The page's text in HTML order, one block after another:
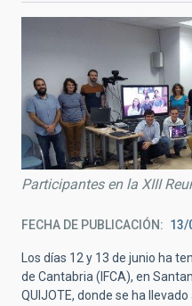
Participantes en la XIII
FECHA DE PUBLICACIÓN 13/
Los días 12 y 13 de junio ha
de Cantabria (IFCA), en
QUIJOTE, donde se ha